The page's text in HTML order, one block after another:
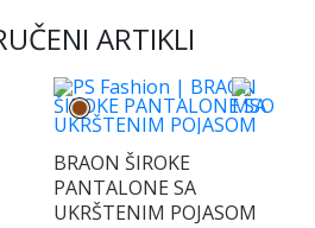
ARTIKLI
BRAON ŠIROKE
PANTALONE SA
UKRŠTENIM POJASOM